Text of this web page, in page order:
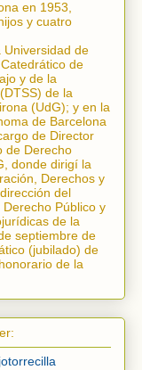
en 1953,
y cuatro
Universidad de
de
y de la
de la
(UdG); y en la
de Barcelona
de Director
de Derecho
donde dirigí la
Derechos y
dirección del
Público y
de la
septiembre de
(jubilado) de
de la